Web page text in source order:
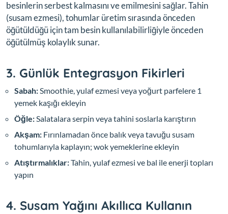
besinlerin serbest kalmasını ve emilmesini sağlar. Tahin
(susam ezmesi), tohumlar üretim sırasında önceden
öğütüldüğü için tam besin kullanılabilirliğiyle önceden
öğütülmüş kolaylık sunar.
3. Günlük Entegrasyon Fikirleri
Sabah:Smoothie, yulaf ezmesi veya yoğurt parfelere 1
yemek kaşığı ekleyin
Öğle:Salatalara serpin veya tahini soslarla karıştırın
Akşam: Fırınlamadan önce balık veya tavuğu susam
tohumlarıyla kaplayın; wok yemeklerine ekleyin
Atıştırmalıklar:Tahin, yulaf ezmesi ve bal ile enerji topları
yapın
4. Susam Yağını Akıllıca Kullanın